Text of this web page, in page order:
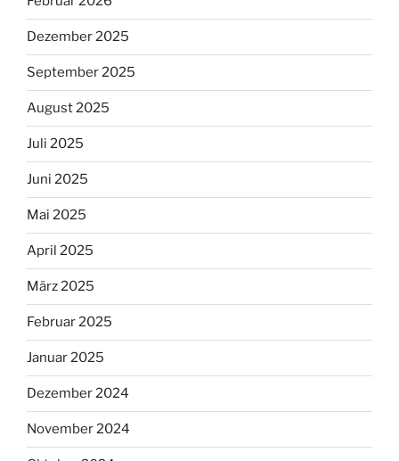
Dezember 2025
September 2025
August 2025
Juli 2025
Juni 2025
Mai 2025
April 2025
März 2025
Februar 2025
Januar 2025
Dezember 2024
November 2024